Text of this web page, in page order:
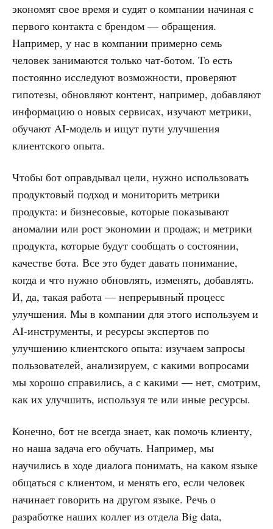
экономят свое время и судят о компании начиная с
первого контакта с брендом — обращения.
Например, у нас в компании примерно семь
человек занимаются только чат-ботом. То есть
постоянно исследуют возможности, проверяют
гипотезы, обновляют контент, например, добавляют
информацию о новых сервисах, изучают метрики,
обучают AI-модель и ищут пути улучшения
клиентского опыта.
Чтобы бот оправдывал цели, нужно использовать
продуктовый подход и мониторить метрики
продукта: и бизнесовые, которые показывают
аномалии или рост экономии и продаж; и метрики
продукта, которые будут сообщать о состоянии,
качестве бота. Все это будет давать понимание,
когда и что нужно обновлять, изменять, добавлять.
И, да, такая работа — непрерывный процесс
улучшения. Мы в компании для этого используем и
AI-инструменты, и ресурсы экспертов по
улучшению клиентского опыта: изучаем запросы
пользователей, анализируем, с какими вопросами
мы хорошо справились, а с какими — нет, смотрим,
как их улучшить, используя те или иные ресурсы.
Конечно, бот не всегда знает, как помочь клиенту,
но наша задача его обучать. Например, мы
научились в ходе диалога понимать, на каком языке
общаться с клиентом, и менять его, если человек
начинает говорить на другом языке. Речь о
разработке наших коллег из отдела Big data,